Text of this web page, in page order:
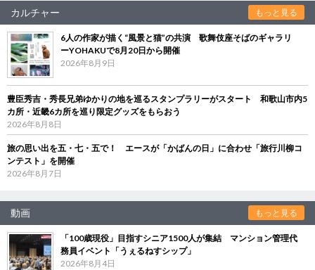
カルチャー もっと見る
6人の作家が描く“風景と猫”の共演 歌舞伎座そばのギャラリ
ーYOHAKUで8月20日から開催
2026年8月9日
豊臣秀吉・秀長兄弟ゆかりの地を巡るスタンプラリーがスタート 和歌山市内5
カ所・近畿6カ所を巡り限定グッズをもらおう
2026年8月8日
旅の思い出を五・七・五で！ エースが「かばんの日」に合わせ「旅行川柳コ
ンテスト」を開催
2026年8月7日
動画 もっと見る
「100歳現役」目指すシニア1500人が集結 マンション管理代
務員イベント「うぇるねすシップ」
2026年8月4日